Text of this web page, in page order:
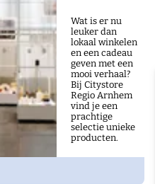
Wat is er nu
leuker dan
lokaal winkelen
en een cadeau
geven met een
mooi verhaal?
Bij Citystore
Regio Arnhem
vind je een
prachtige
selectie unieke
producten.